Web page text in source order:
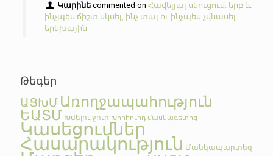
Կարինե commented onՀավելյալ սնուցում. երբ և
ինչպես ճիշտ սկսել, ինչ տալ ու ինչպես չվնասել
երեխային
Թեգեր
ԱՑԽՄ Առողջապահություն
ԵԱՏՄ Խմելու ջուր Խորհուրդ մասնագետից
Կասեցումներ
Հասարակություն Մանկապարտեզ